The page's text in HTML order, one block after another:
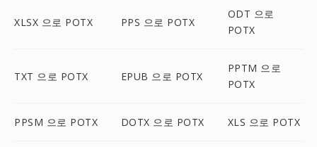
XLSX 으로 POTX PPS 으로 POTX
ODT 으로
POTX
TXT 으로 POTX EPUB 으로 POTX
PPTM 으로
POTX
PPSM 으로 POTX DOTX 으로 POTX XLS 으로 POTX